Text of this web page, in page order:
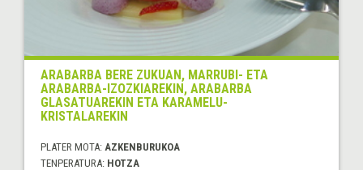
ARABARBA BERE ZUKUAN, MARRUBI- ETA
ARABARBA-IZOZKIAREKIN, ARABARBA
GLASATUAREKIN ETA KARAMELU-
KRISTALAREKIN
PLATER MOTA: AZKENBURUKOA
TENPERATURA: HOTZA